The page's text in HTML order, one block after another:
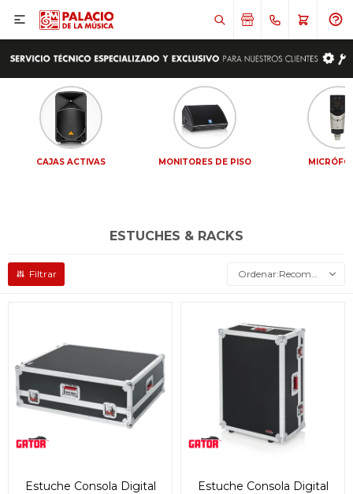

CAJAS ACTIVAS MONITORES DE PISO
ESTUCHES & RACKS
Recomendados
Estuche Consola Digital
Estuche Consola Digital